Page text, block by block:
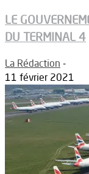
LE
DU TERMINAL 4
La Rédaction -
11 février 2021